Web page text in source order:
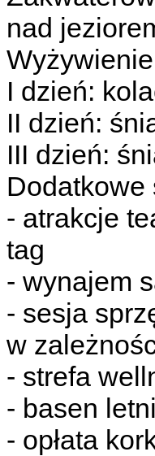
nad
I dzień:
II dzień:
III dzień:
Dodatkowe
- atrakcje
tag
- wynajem
- sesja
w
- strefa
- basen letni
- opłata